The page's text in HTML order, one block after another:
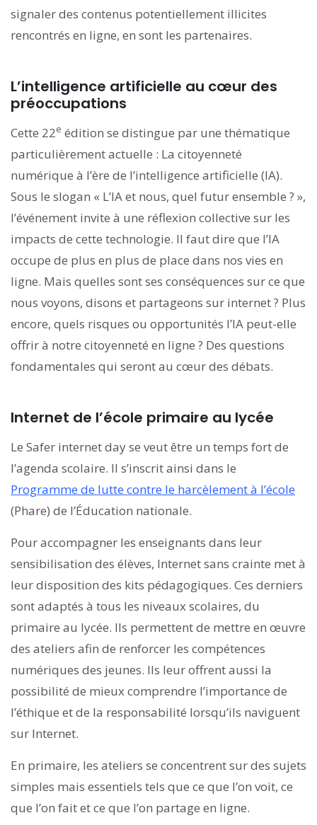
signaler des contenus potentiellement illicites
rencontrés en ligne, en sont les partenaires.
L’intelligence artificielle au cœur des
préoccupations
Cette 22e édition se distingue par une thématique
particulièrement actuelle : La citoyenneté
numérique à l’ère de l’intelligence artificielle (IA).
Sous le slogan « L’IA et nous, quel futur ensemble ? »,
l’événement invite à une réflexion collective sur les
impacts de cette technologie. Il faut dire que l’IA
occupe de plus en plus de place dans nos vies en
ligne. Mais quelles sont ses conséquences sur ce que
nous voyons, disons et partageons sur internet ? Plus
encore, quels risques ou opportunités l’IA peut-elle
offrir à notre citoyenneté en ligne ? Des questions
fondamentales qui seront au cœur des débats.
Internet de l’école primaire au lycée
Le Safer internet day se veut être un temps fort de
l’agenda scolaire. Il s’inscrit ainsi dans le
Programme de lutte contre le harcèlement à l’école
(Phare) de l’Éducation nationale.
Pour accompagner les enseignants dans leur
sensibilisation des élèves, Internet sans crainte met à
leur disposition des kits pédagogiques. Ces derniers
sont adaptés à tous les niveaux scolaires, du
primaire au lycée. Ils permettent de mettre en œuvre
des ateliers afin de renforcer les compétences
numériques des jeunes. Ils leur offrent aussi la
possibilité de mieux comprendre l’importance de
l’éthique et de la responsabilité lorsqu’ils naviguent
sur Internet.
En primaire, les ateliers se concentrent sur des sujets
simples mais essentiels tels que ce que l’on voit, ce
que l’on fait et ce que l’on partage en ligne.